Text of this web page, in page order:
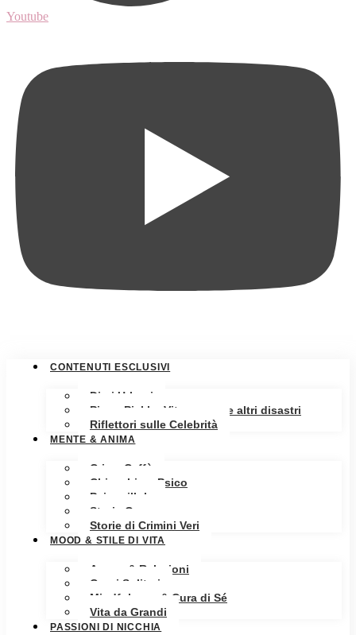
Youtube
CONTENUTI ESCLUSIVI
Diari Urbani
Pippa Pickle: Vita, amore e altri disastri
Riflettori sulle Celebrità
MENTE & ANIMA
Crime Caffè
Chiacchiere Psico
Psicopillole
Storia Oscura
Storie di Crimini Veri
MOOD & STILE DI VITA
Amore & Relazioni
Cuori Solitari
Mindfulness & Cura di Sé
Vita da Grandi
PASSIONI DI NICCHIA